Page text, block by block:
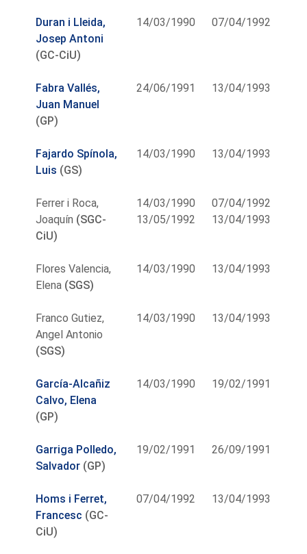
Duran i Lleida,
Josep Antoni
(GC-CiU)
14/03/1990 07/04/1992
Fabra Vallés,
Juan Manuel
(GP)
24/06/1991 13/04/1993
Fajardo Spínola,
Luis (GS)
14/03/1990 13/04/1993
Ferrer i Roca,
Joaquín (SGC-
CiU)
14/03/1990
13/05/1992
07/04/1992
13/04/1993
Flores Valencia,
Elena (SGS)
14/03/1990 13/04/1993
Franco Gutiez,
Angel Antonio
(SGS)
14/03/1990 13/04/1993
García-Alcañiz
Calvo, Elena
(GP)
14/03/1990 19/02/1991
Garriga Polledo,
Salvador (GP)
19/02/1991 26/09/1991
Homs i Ferret,
Francesc (GC-
CiU)
07/04/1992 13/04/1993